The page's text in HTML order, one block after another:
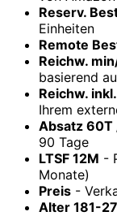
Reserv.
Einheiten
Remote
Reichw.
basierend
Reichw.
Ihrem
Absatz 60T
90 Tage
LTSF 12M -
Monate)
Preis -
Alter 181-